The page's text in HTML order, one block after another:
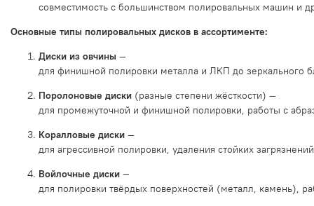
совместимость с большинством полировальных машин и
Основные типы полировальных дисков в ассортименте:
Диски из овчины —
для финишной полировки металла и ЛКП до зеркального
Поролоновые диски (разные степени жёсткости) —
для промежуточной и финишной полировки, работы с
Коралловые диски —
для агрессивной полировки, удаления стойких
Войлочные диски —
для полировки твёрдых поверхностей (металл, камень),